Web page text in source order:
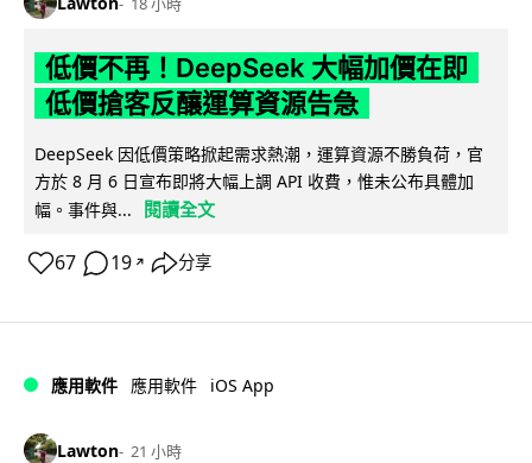
低價不再！DeepSeek 大幅加價在即
低價搶客反釀運算資源告急
DeepSeek 因低價策略掀起需求熱潮，運算資源不勝負荷，官
方於 8 月 6 日宣布即將大幅上調 API 收費，惟未公布具體加
幅。事件與...
閱讀全文
67 19 ↗ 分享
應用軟件 應用軟件 iOS App
Lawton 21 小時